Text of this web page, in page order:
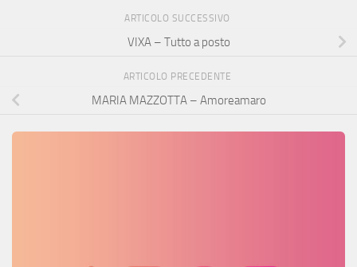
ARTICOLO SUCCESSIVO
VIXA – Tutto a posto
ARTICOLO PRECEDENTE
MARIA MAZZOTTA – Amoreamaro